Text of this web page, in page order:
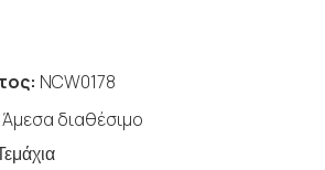
NCW0178
Άμεσα διαθέσιμο